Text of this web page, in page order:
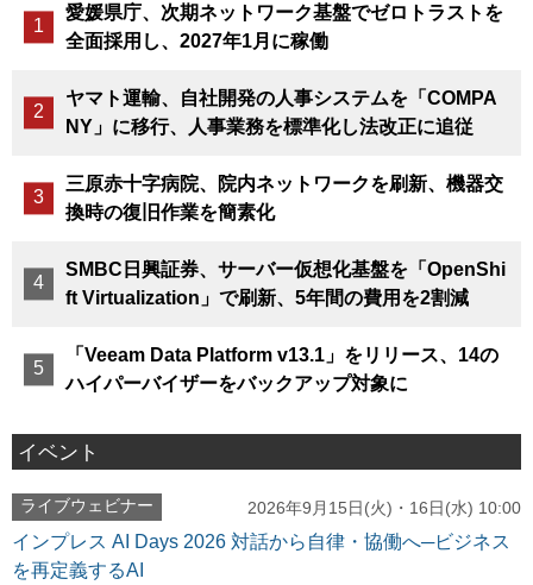
愛媛県庁、次期ネットワーク基盤でゼロトラストを
全面採用し、2027年1月に稼働
ヤマト運輸、自社開発の人事システムを「COMPA
NY」に移行、人事業務を標準化し法改正に追従
三原赤十字病院、院内ネットワークを刷新、機器交
換時の復旧作業を簡素化
SMBC日興証券、サーバー仮想化基盤を「OpenShi
ft Virtualization」で刷新、5年間の費用を2割減
「Veeam Data Platform v13.1」をリリース、14の
ハイパーバイザーをバックアップ対象に
イベント
ライブウェビナー 2026年9月15日(火)・16日(水) 10:00
インプレス AI Days 2026 対話から自律・協働へ─ビジネス
を再定義するAI